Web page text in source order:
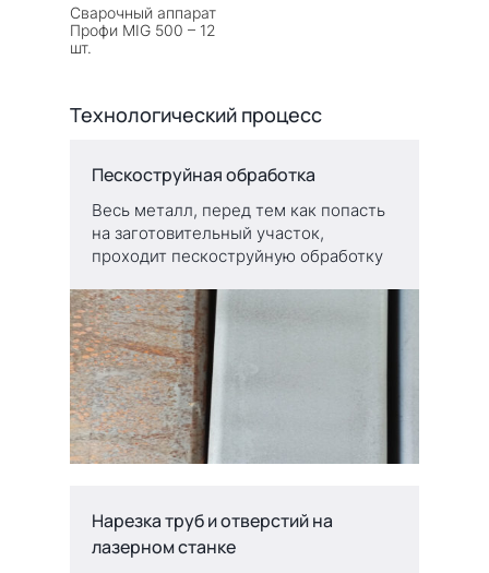
Сварочный аппарат
Профи MIG 500 – 12
шт.
Технологический процесс
Пескоструйная обработка
Весь металл, перед тем как попасть
на заготовительный участок,
проходит пескоструйную обработку
Нарезка труб и отверстий на
лазерном станке